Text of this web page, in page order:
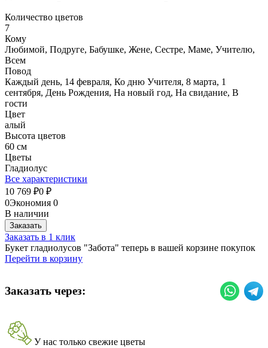
Количество цветов
7
Кому
Любимой, Подруге, Бабушке, Жене, Сестре, Маме, Учителю,
Всем
Повод
Каждый день, 14 февраля, Ко дню Учителя, 8 марта, 1
сентября, День Рождения, На новый год, На свидание, В
гости
Цвет
алый
Высота цветов
60 см
Цветы
Гладиолус
Все характеристики
10 769 ₽0 ₽
0Экономия 0
В наличии
Заказать
Заказать в 1 клик
Букет гладиолусов "Забота" теперь в вашей корзине покупок
Перейти в корзину
Заказать через:
У нас только свежие цветы